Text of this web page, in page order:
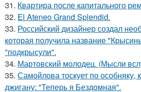
31. Квартира после капитального
32. El Ateneo Grand Splendid.
33. Российский дизайнер создал
которая получила название
"подкрысули".
34. Мартовский молодец. (Мысли
35. Самойлова тоскует по особняку,
джигану: "Теперь я Бездомная".